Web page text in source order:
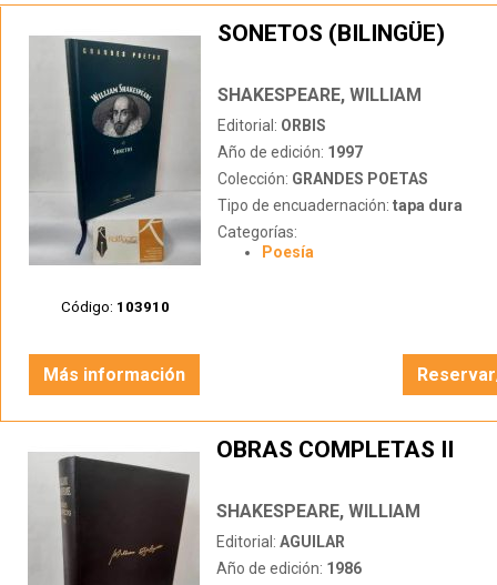
Código: 103910
SONETOS (BILINGÜE)
SHAKESPEARE, WILLIAM
Editorial: ORBIS
Año de edición: 1997
Colección: GRANDES POETAS
Tipo de encuadernación: tapa dura
Categorías:
Poesía
Más información
OBRAS COMPLETAS II
SHAKESPEARE, WILLIAM
Editorial: AGUILAR
Año de edición: 1986